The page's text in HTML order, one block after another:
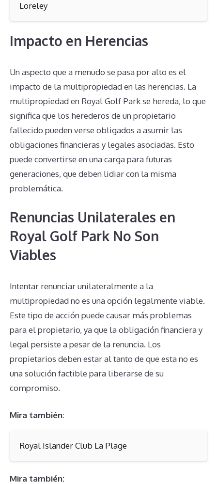
Loreley
Impacto en Herencias
Un aspecto que a menudo se pasa por alto es el
impacto de la multipropiedad en las herencias. La
multipropiedad en Royal Golf Park se hereda, lo que
significa que los herederos de un propietario
fallecido pueden verse obligados a asumir las
obligaciones financieras y legales asociadas. Esto
puede convertirse en una carga para futuras
generaciones, que deben lidiar con la misma
problemática.
Renuncias Unilaterales en
Royal Golf Park No Son
Viables
Intentar renunciar unilateralmente a la
multipropiedad no es una opción legalmente viable.
Este tipo de acción puede causar más problemas
para el propietario, ya que la obligación financiera y
legal persiste a pesar de la renuncia. Los
propietarios deben estar al tanto de que esta no es
una solución factible para liberarse de su
compromiso.
Mira también:
Royal Islander Club La Plage
Mira también: